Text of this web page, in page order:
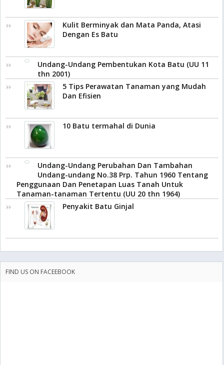
Kulit Berminyak dan Mata Panda, Atasi
Dengan Es Batu
Undang-Undang Pembentukan Kota Batu (UU 11
thn 2001)
5 Tips Perawatan Tanaman yang Mudah
Dan Efisien
10 Batu termahal di Dunia
Undang-Undang Perubahan Dan Tambahan
Undang-undang No.38 Prp. Tahun 1960 Tentang
Penggunaan Dan Penetapan Luas Tanah Untuk
Tanaman-tanaman Tertentu (UU 20 thn 1964)
Penyakit Batu Ginjal
FIND US ON FACEEBOOK